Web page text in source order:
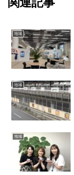
地域
地域
地域